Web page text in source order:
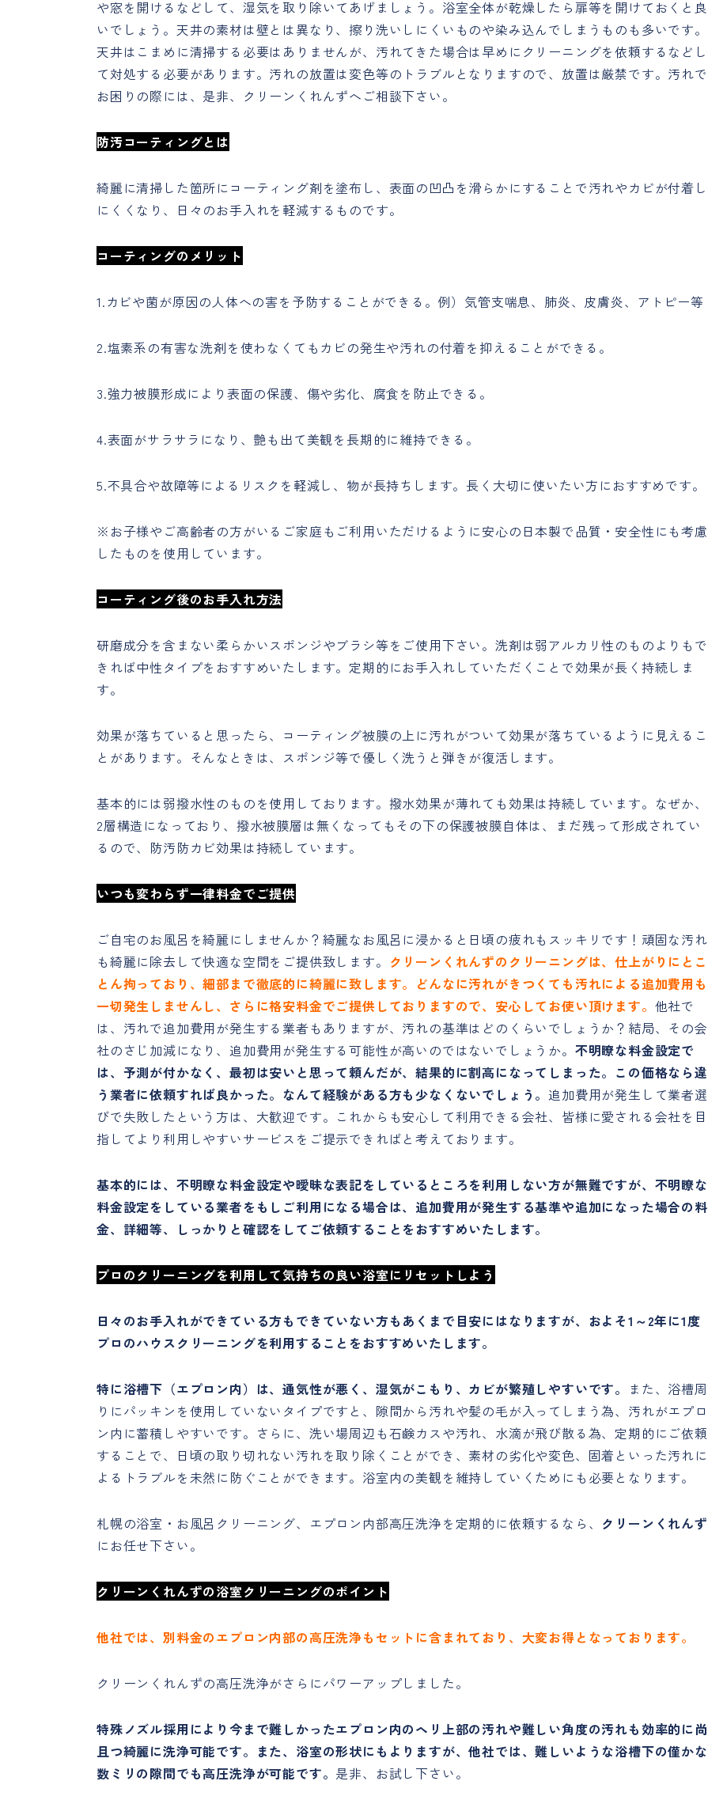
や窓を開けるなどして、湿気を取り除いてあげましょう。浴室全体が乾燥したら扉等を開けておくと良
いでしょう。天井の素材は壁とは異なり、擦り洗いしにくいものや染み込んでしまうものも多いです。
天井はこまめに清掃する必要はありませんが、汚れてきた場合は早めにクリーニングを依頼するなどし
て対処する必要があります。汚れの放置は変色等のトラブルとなりますので、放置は厳禁です。汚れで
お困りの際には、是非、クリーンくれんずへご相談下さい。
防汚コーティングとは
綺麗に清掃した箇所にコーティング剤を塗布し、表面の凹凸を滑らかにすることで汚れやカビが付着し
にくくなり、日々のお手入れを軽減するものです。
コーティングのメリット
1.カビや菌が原因の人体への害を予防することができる。例）気管支喘息、肺炎、皮膚炎、アトピー等
2.塩素系の有害な洗剤を使わなくてもカビの発生や汚れの付着を抑えることができる。
3.強力被膜形成により表面の保護、傷や劣化、腐食を防止できる。
4.表面がサラサラになり、艶も出て美観を長期的に維持できる。
5.不具合や故障等によるリスクを軽減し、物が長持ちします。長く大切に使いたい方におすすめです。
※お子様やご高齢者の方がいるご家庭もご利用いただけるように安心の日本製で品質・安全性にも考慮
したものを使用しています。
コーティング後のお手入れ方法
研磨成分を含まない柔らかいスポンジやブラシ等をご使用下さい。洗剤は弱アルカリ性のものよりもで
きれば中性タイプをおすすめいたします。定期的にお手入れしていただくことで効果が長く持続しま
す。
効果が落ちていると思ったら、コーティング被膜の上に汚れがついて効果が落ちているように見えるこ
とがあります。そんなときは、スポンジ等で優しく洗うと弾きが復活します。
基本的には弱撥水性のものを使用しております。撥水効果が薄れても効果は持続しています。なぜか、
2層構造になっており、撥水被膜層は無くなってもその下の保護被膜自体は、まだ残って形成されてい
るので、防汚防カビ効果は持続しています。
いつも変わらず一律料金でご提供
ご自宅のお風呂を綺麗にしませんか？綺麗なお風呂に浸かると日頃の疲れもスッキリです！頑固な汚れ
も綺麗に除去して快適な空間をご提供致します。 クリーンくれんずのクリーニングは、仕上がりにとこ
とん拘っており、細部まで徹底的に綺麗に致します。どんなに汚れがきつくても汚れによる追加費用も
一切発生しませんし、さらに格安料金でご提供しておりますので、安心してお使い頂けます。 他社で
は、汚れで追加費用が発生する業者もありますが、汚れの基準はどのくらいでしょうか？結局、その会
社のさじ加減になり、追加費用が発生する可能性が高いのではないでしょうか。 不明瞭な料金設定で
は、予測が付かなく、最初は安いと思って頼んだが、結果的に割高になってしまった。この価格なら違
う業者に依頼すれば良かった。なんて経験がある方も少なくないでしょう。追加費用が発生して業者選
びで失敗したという方は、大歓迎です。これからも安心して利用できる会社、皆様に愛される会社を目
指してより利用しやすいサービスをご提示できればと考えております。
基本的には、不明瞭な料金設定や曖昧な表記をしているところを利用しない方が無難ですが、不明瞭な
料金設定をしている業者をもしご利用になる場合は、追加費用が発生する基準や追加になった場合の料
金、詳細等、しっかりと確認をしてご依頼することをおすすめいたします。
プロのクリーニングを利用して気持ちの良い浴室にリセットしよう
日々のお手入れができている方もできていない方もあくまで目安にはなりますが、およそ1～2年に1度
プロのハウスクリーニングを利用することをおすすめいたします。
特に浴槽下（エプロン内）は、通気性が悪く、湿気がこもり、カビが繁殖しやすいです。 また、浴槽周
りにパッキンを使用していないタイプですと、隙間から汚れや髪の毛が入ってしまう為、汚れがエプロ
ン内に蓄積しやすいです。さらに、洗い場周辺も石鹸カスや汚れ、水滴が飛び散る為、定期的にご依頼
することで、日頃の取り切れない汚れを取り除くことができ、素材の劣化や変色、固着といった汚れに
よるトラブルを未然に防ぐことができます。浴室内の美観を維持していくためにも必要となります。
札幌の浴室・お風呂クリーニング、エプロン内部高圧洗浄を定期的に依頼するなら、 クリーンくれんず
にお任せ下さい。
クリーンくれんずの浴室クリーニングのポイント
他社では、別料金のエプロン内部の高圧洗浄もセットに含まれており、大変お得となっております。
クリーンくれんずの高圧洗浄がさらにパワーアップしました。
特殊ノズル採用により今まで難しかったエプロン内のヘリ上部の汚れや難しい角度の汚れも効率的に尚
且つ綺麗に洗浄可能です。また、浴室の形状にもよりますが、他社では、難しいような浴槽下の僅かな
数ミリの隙間でも高圧洗浄が可能です。 是非、お試し下さい。